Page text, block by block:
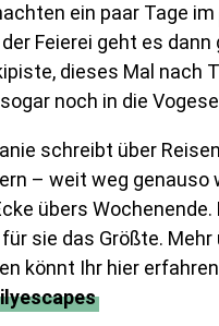
ein paar Tage im
Feierei geht es dann
dieses Mal nach
noch in die
schreibt über
– weit weg genauso
übers Wochenende.
sie das Größte. Mehr
könnt Ihr hier